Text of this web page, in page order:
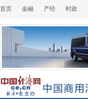
首页 金融 产经 时政